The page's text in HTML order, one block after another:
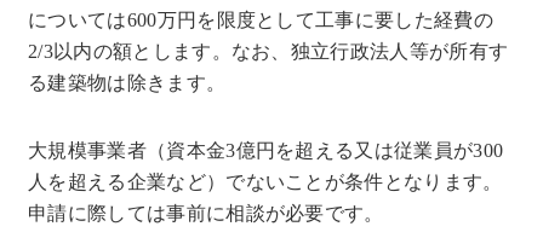
については600万円を限度として工事に要した経費の
2/3以内の額とします。なお、独立行政法人等が所有す
る建築物は除きます。
大規模事業者（資本金3億円を超える又は従業員が300
人を超える企業など）でないことが条件となります。
申請に際しては事前に相談が必要です。